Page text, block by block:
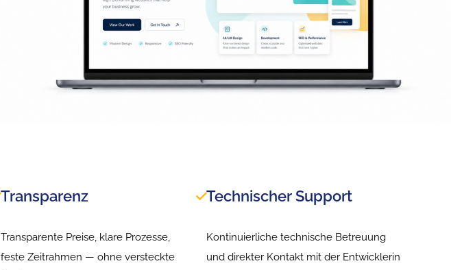
Transparenz
Transparente Preise, klare Prozesse,
feste Zeitrahmen — ohne versteckte
Technischer Support
Kontinuierliche technische Betreuung
und direkter Kontakt mit der Entwicklerin